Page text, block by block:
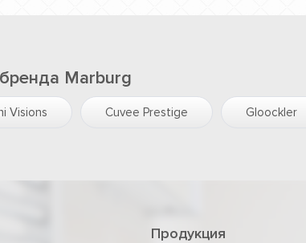
Marburg
Visions Cuvee Prestige Gloockler
Продукция